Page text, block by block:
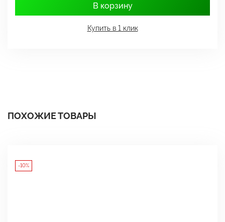
В корзину
Купить в 1 клик
ПОХОЖИЕ ТОВАРЫ
-10%